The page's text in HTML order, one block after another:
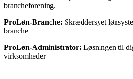
brancheforening.
ProLøn-Branche: Skræddersyet
branche
ProLøn-Administrator: Løsningen til
virksomheder